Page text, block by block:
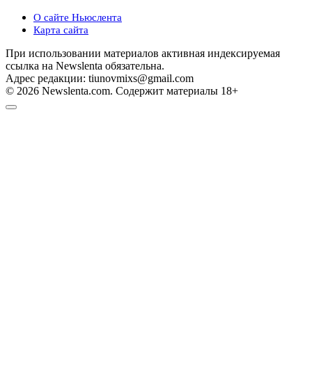
О сайте Ньюслента
Карта сайта
При использовании материалов активная индексируемая
ссылка на Newslenta обязательна.
Адрес редакции: tiunovmixs@gmail.com
© 2026 Newslenta.com. Содержит материалы 18+